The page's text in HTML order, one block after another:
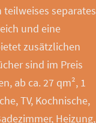
separates
und eine
zusätzlichen
sind im Preis
ab ca. 27 qm², 1
TV, Kochnische,
Heizung,